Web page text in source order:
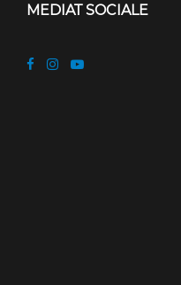
MEDIAT SOCIALE